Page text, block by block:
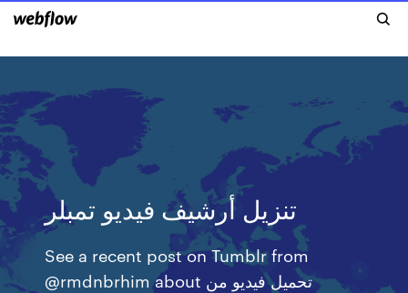
تنزيل أرشيف فيديو تمبلر
See a recent post on Tumblr from
@rmdnbrhim about تحميل فيديو من